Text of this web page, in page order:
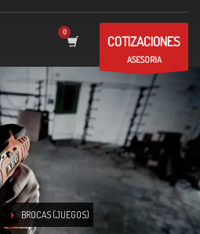
COTIZACIONES
ASESORIA
BROCAS (JUEGOS)